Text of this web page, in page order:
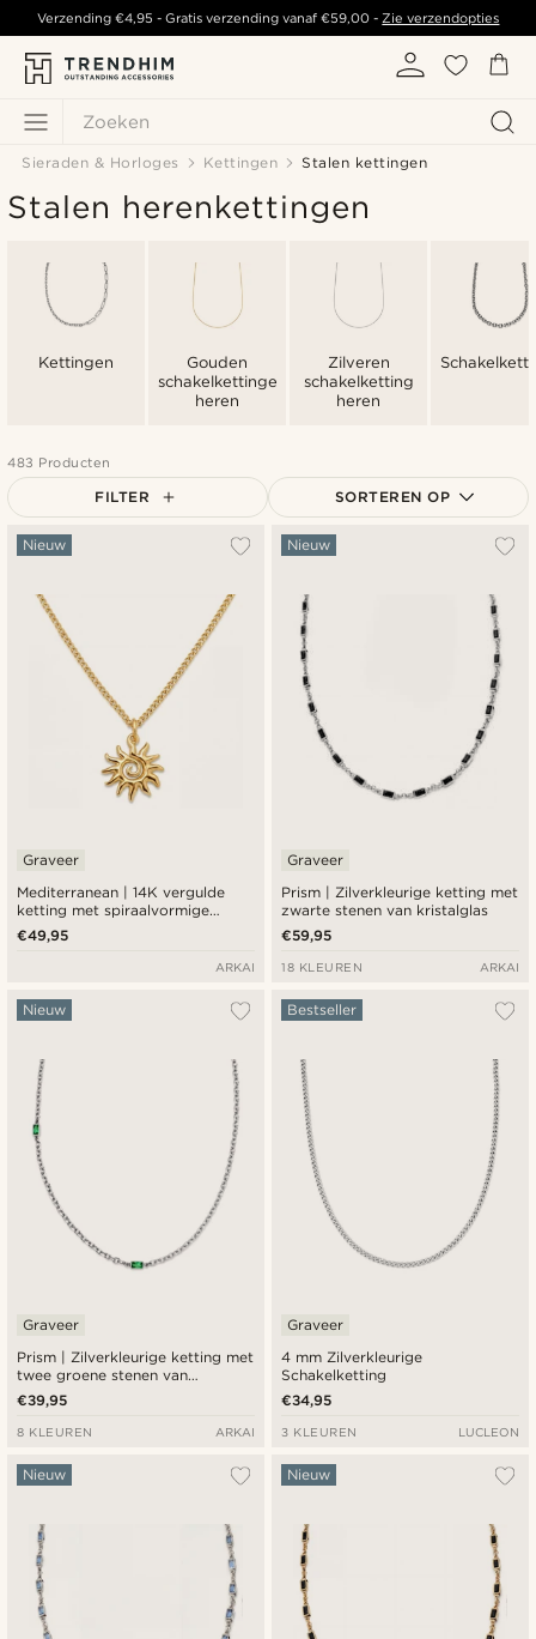
Zoeken
Verzending €4,95 - Gratis verzending vanaf€59,00 -Zie verzendopties
Sieraden & Horloges Kettingen Stalen kettingen
Stalen herenkettingen
Kettingen
Gouden
schakelkettingen
heren
Zilveren
schakelketting
heren
483 Producten
FILTER SORTEREN OP
Populairste
Laagste prijs
Hoogste prijs
Mediterranean | 14K vergulde
ketting met spiraalvormige
zonhanger
Nieuw
Graveer
€49,95
ARKAI
Prism | Zilverkleurige ketting met
zwarte stenen van kristalglas
Nieuw
Graveer
€59,95
18 KLEUREN ARKAI
Prism | Zilverkleurige ketting met
twee groene stenen van
kristalglas
Nieuw
Graveer
€39,95
8 KLEUREN ARKAI
4 mm Zilverkleurige
Schakelketting
Bestseller
Graveer
€34,95
3 KLEUREN LUCLEON
Nieuw Nieuw